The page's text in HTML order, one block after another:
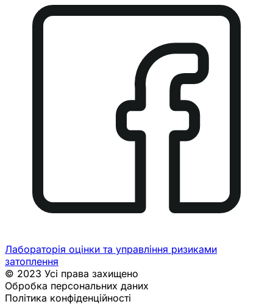
Лабораторія оцінки та управління ризиками
затоплення
© 2023 Усі права захищено
Обробка персональних даних
Політика конфіденційності